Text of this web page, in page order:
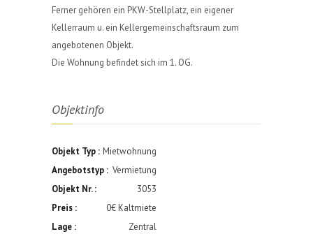
Ferner gehören ein PKW-Stellplatz, ein eigener
Kellerraum u. ein Kellergemeinschaftsraum zum
angebotenen Objekt.
Die Wohnung befindet sich im 1. OG.
Objektinfo
Objekt Typ : Mietwohnung
Angebotstyp : Vermietung
Objekt Nr. :
3053
Preis :
0€ Kaltmiete
Lage :
Zentral